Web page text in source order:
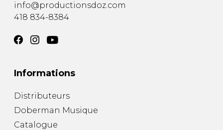
info@productionsdoz.com
418 834-8384
Informations
Distributeurs
Doberman Musique
Catalogue